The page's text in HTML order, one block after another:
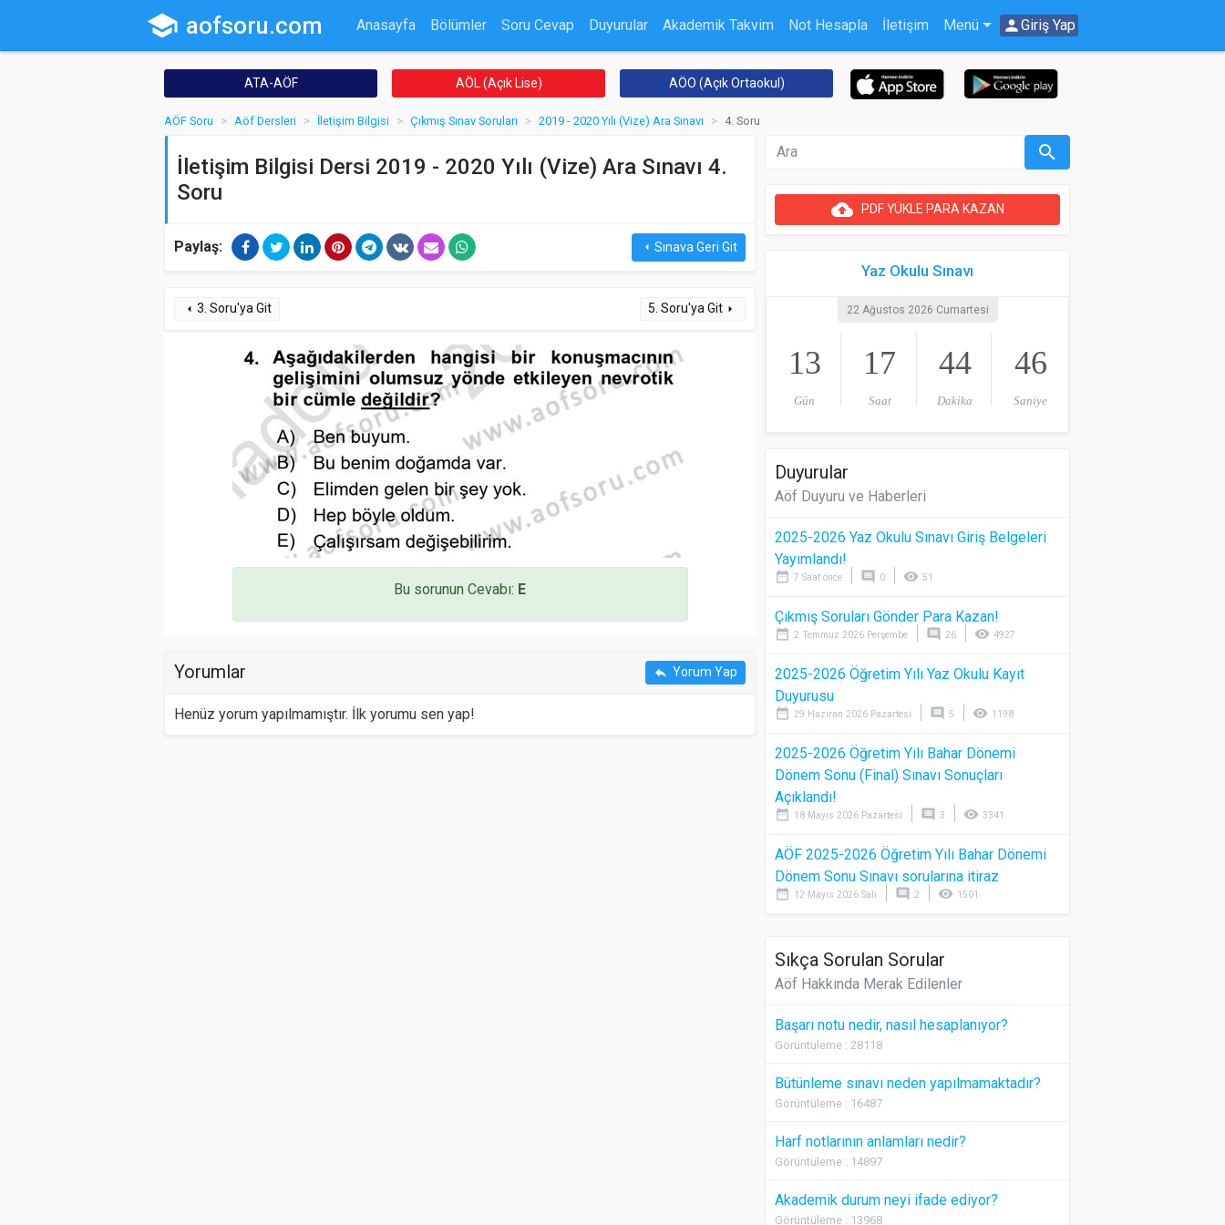
school aofsoru.com Anasayfa Bölümler Soru Cevap Duyurular Akademik Takvim Not Hesapla İletişim Menü personGiriş Yap
ATA-AÖF AÖL (Açık Lise) AÖO (Açık Ortaokul)
AÖF Soru Aöf Dersleri İletişim Bilgisi Çıkmış Sınav Soruları 2019 - 2020 Yılı (Vize) Ara Sınavı 4. Soru
İletişim Bilgisi Dersi 2019 - 2020 Yılı (Vize) Ara Sınavı 4.
Soru
Paylaş: arrow_leftSınava Geri Git
arrow_left 3. Soru'ya Git 5. Soru'ya Git arrow_right
Bu sorunun Cevabı: E
Yorumlar reply Yorum Yap
Henüz yorum yapılmamıştır. İlk yorumu sen yap!
search
cloud_uploadPDF YÜKLE PARA KAZAN
Yaz Okulu Sınavı
22 Ağustos 2026 Cumartesi
13
Gün
17
Saat
44
Dakika
46
Saniye
Duyurular
Aöf Duyuru ve Haberleri
2025-2026 Yaz Okulu Sınavı Giriş Belgeleri
Yayımlandı!
date_range 7 Saat önce comment 0 visibility 51
Çıkmış Soruları Gönder Para Kazan!
date_range 2 Temmuz 2026 Perşembe comment 26 visibility 4927
2025-2026 Öğretim Yılı Yaz Okulu Kayıt
Duyurusu
date_range 29 Haziran 2026 Pazartesi comment 5 visibility 1198
2025-2026 Öğretim Yılı Bahar Dönemi
Dönem Sonu (Final) Sınavı Sonuçları
Açıklandı!
date_range 18 Mayıs 2026 Pazartesi comment 3 visibility 3341
AÖF 2025-2026 Öğretim Yılı Bahar Dönemi
Dönem Sonu Sınavı sorularına itiraz
date_range 12 Mayıs 2026 Salı comment 2 visibility 1501
Sıkça Sorulan Sorular
Aöf Hakkında Merak Edilenler
Başarı notu nedir, nasıl hesaplanıyor?
Görüntüleme : 28118
Bütünleme sınavı neden yapılmamaktadır?
Görüntüleme : 16487
Harf notlarının anlamları nedir?
Görüntüleme : 14897
Akademik durum neyi ifade ediyor?
Görüntüleme : 13968